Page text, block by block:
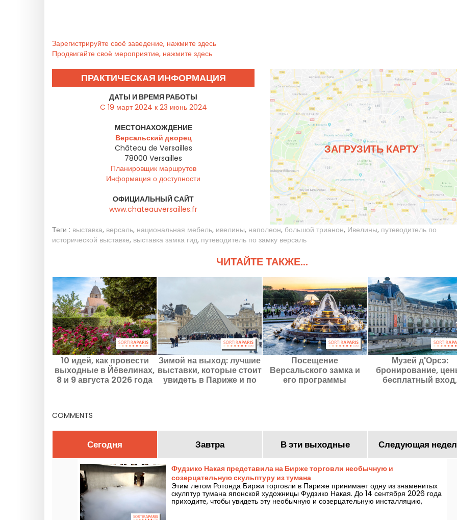
Зарегистрируйте своё заведение, нажмите здесь
Продвигайте своё мероприятие, нажмите здесь
ПРАКТИЧЕСКАЯ ИНФОРМАЦИЯ
ДАТЫ И ВРЕМЯ РАБОТЫ
C 19 март 2024 к 23 июнь 2024
МЕСТОНАХОЖДЕНИЕ
Версальский дворец
Château de Versailles
78000 Versailles
Планировщик маршрутов
Информация о доступности
ОФИЦИАЛЬНЫЙ САЙТ
www.chateauversailles.fr
ЗАГРУЗИТЬ КАРТУ
Теги : выставка, версаль, национальная мебель, ивелины, наполеон, большой трианон, Ивелины, путеводитель по
исторической выставке, выставка замка гид, путеводитель по замку версаль
ЧИТАЙТЕ ТАКЖЕ...
10 идей, как провести
выходные в Йёвелинах,
8 и 9 августа 2026 года
Зимой на выход: лучшие
выставки, которые стоит
увидеть в Париже и по
Посещение
Версальского замка и
его программы
Музей д'Орсэ:
бронирование,
бесплатный вход,
COMMENTS
Сегодня Завтра В эти выходные Следующая
Фудзико Накая представила на Бирже торговли необычную и
созерцательную скульптуру из тумана
Этим летом Ротонда Биржи торговли в Париже принимает одну из знаменитых
скулптур тумана японской художницы Фудзико Накая. До 14 сентября 2026 года
приходите, чтобы увидеть эту необычную и созерцательную инсталляцию,